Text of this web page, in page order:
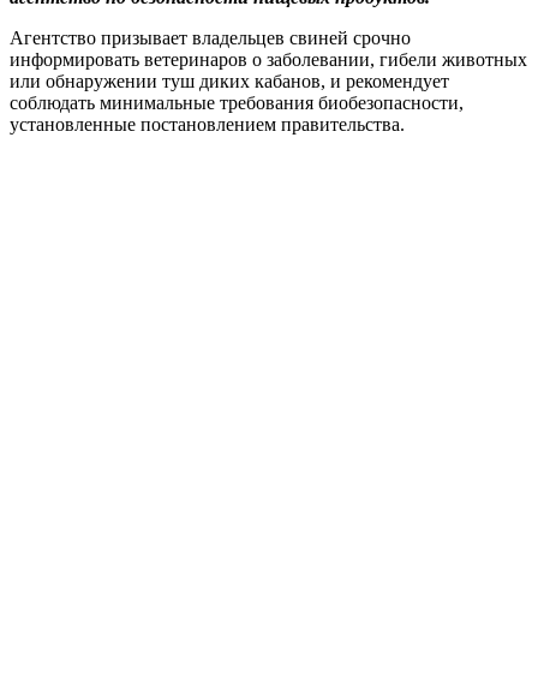
Агентство призывает владельцев свиней срочно
информировать ветеринаров о заболевании, гибели животных
или обнаружении туш диких кабанов, и рекомендует
соблюдать минимальные требования биобезопасности,
установленные постановлением правительства.